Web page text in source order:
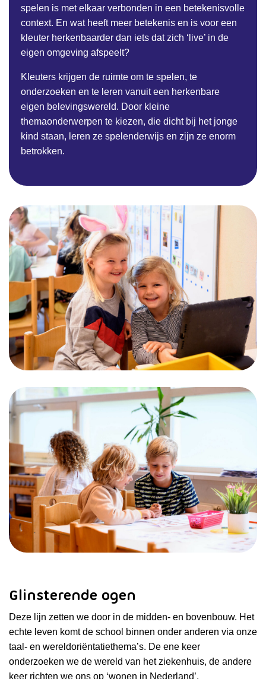
spelen is met elkaar verbonden in een betekenisvolle
context. En wat heeft meer betekenis en is voor een
kleuter herkenbaarder dan iets dat zich ‘live’ in de
eigen omgeving afspeelt?
Kleuters krijgen de ruimte om te spelen, te
onderzoeken en te leren vanuit een herkenbare
eigen belevingswereld. Door kleine
themaonderwerpen te kiezen, die dicht bij het jonge
kind staan, leren ze spelenderwijs en zijn ze enorm
betrokken.
Glinsterende ogen
Deze lijn zetten we door in de midden- en bovenbouw. Het
echte leven komt de school binnen onder anderen via onze
taal- en wereldoriëntatiethema’s. De ene keer
onderzoeken we de wereld van het ziekenhuis, de andere
keer richten we ons op ‘wonen in Nederland’.